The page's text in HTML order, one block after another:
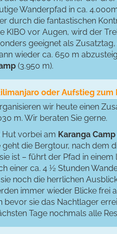
Wanderpfad in ca.
durch die fantastischen
KIBO vor Augen, wird der
geeignet als
wieder ca. 650 m
(3.950 m).
oder Aufstieg zum
wir heute einen
m. Wir beraten Sie gerne.
vorbei am Karanga
geht die Bergtour, nach dem
ist – führt der Pfad in
einer ca. 4 ½ Stunden
noch die herrlichen
immer wieder Blicke frei
bevor sie das Nachtlager
Tage nochmals alle